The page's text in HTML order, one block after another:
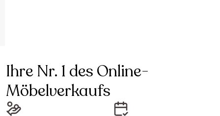
Ihre Nr. 1 des Online-
Möbelverkaufs